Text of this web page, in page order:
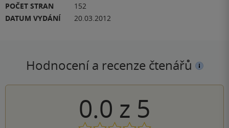
POČET STRAN
152
DATUM VYDÁNÍ
20.03.2012
Hodnocení a recenze čtenářů
0.0 z 5